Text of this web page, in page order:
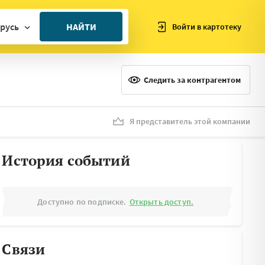
НАЙТИ Войти в картотеку
Следить за контрагентом
Я представитель этой компании
История событий
Доступно по подписке. Открыть доступ.
Связи